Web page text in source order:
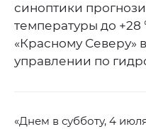
синоптики
температуры до +28
«Красному
управлении по
«Днем в субботу, 4